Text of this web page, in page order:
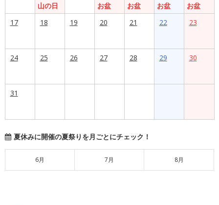
山の日
お盆
お盆
お盆
お盆
17
18 19 20 21 22 23
24 25 26 27 28 29 30
31
夏休みに開催の夏祭りを月ごとにチェック！
6月 7月 8月